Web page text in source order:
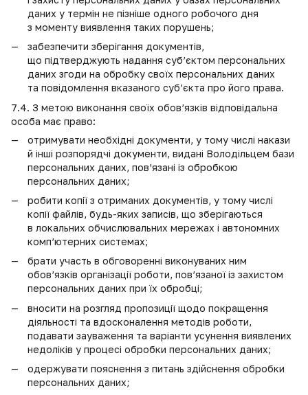
даних у термін не пізніше одного робочого дня
з моменту виявлення таких порушень;
забезпечити зберігання документів,
що підтверджують надання суб’єктом персональних
даних згоди на обробку своїх персональних даних
та повідомлення вказаного суб’єкта про його права.
7.4. З метою виконання своїх обов’язків відповідальна
особа має право:
отримувати необхідні документи, у тому числі накази
й інші розпорядчі документи, видані Володільцем бази
персональних даних, пов’язані із обробкою
персональних даних;
робити копії з отриманих документів, у тому числі
копії файлів, будь-яких записів, що зберігаються
в локальних обчислювальних мережах і автономних
комп’ютерних системах;
брати участь в обговоренні виконуваних ним
обов’язків організації роботи, пов’язаної із захистом
персональних даних при їх обробці;
вносити на розгляд пропозиції щодо покращення
діяльності та вдосконалення методів роботи,
подавати зауваження та варіанти усунення виявлених
недоліків у процесі обробки персональних даних;
одержувати пояснення з питань здійснення обробки
персональних даних;